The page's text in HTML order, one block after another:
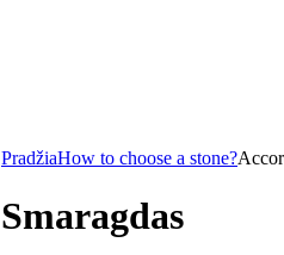
PradžiaHow to choose a stone?
Smaragdas